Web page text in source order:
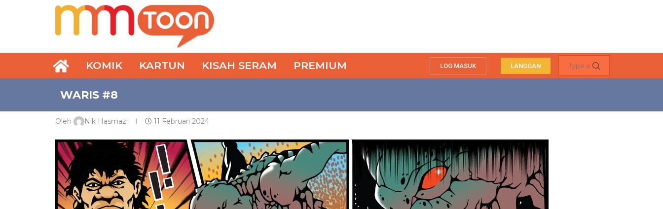
KOMIK KARTUN KISAH SERAM PREMIUM LOG MASUK LANGGAN
WARIS #8
Oleh Nik Hasmazi 11 Februari 2024